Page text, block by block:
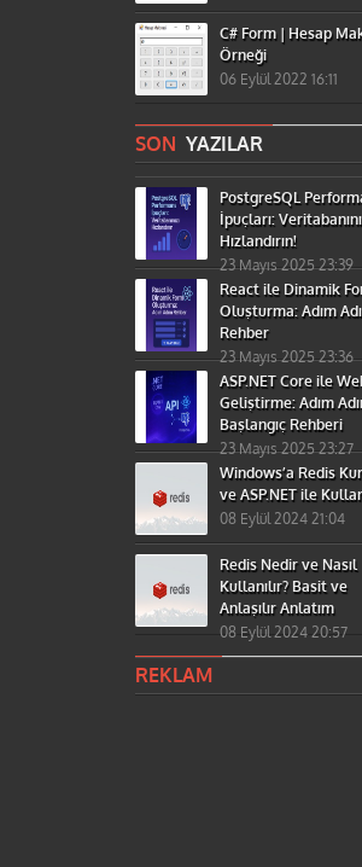
C# Form | Hesap
Örneği
06 Eylül 2022 16:11
SON YAZILAR
PostgreSQL
İpuçları:
Hızlandırın!
23 Mayıs 2025 23:39
React ile Dinamik
Oluşturma: Adım
Rehber
23 Mayıs 2025 23:36
ASP.NET Core ile
Geliştirme: Adım
Başlangıç Rehberi
23 Mayıs 2025 23:27
Windows’a Redis
ve ASP.NET ile
08 Eylül 2024 21:04
Redis Nedir ve Nasıl
Kullanılır? Basit ve
Anlaşılır Anlatım
08 Eylül 2024 20:57
REKLAM